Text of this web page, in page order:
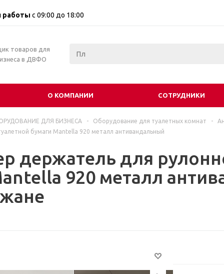
работы с 09:00 до 18:00
товаров для
в ДВФО
О КОМПАНИИ СОТРУДНИКИ
ДЛЯ БИЗНЕСА - Оборудование для туалетных комнат -
бумаги Mantella 920 металл антивандальный
держатель для
920 металл